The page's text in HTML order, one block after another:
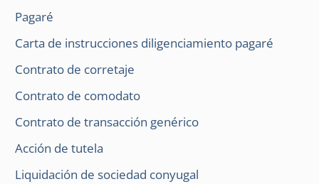
Pagaré
Carta de instrucciones diligenciamiento pagaré
Contrato de corretaje
Contrato de comodato
Contrato de transacción genérico
Acción de tutela
Liquidación de sociedad conyugal